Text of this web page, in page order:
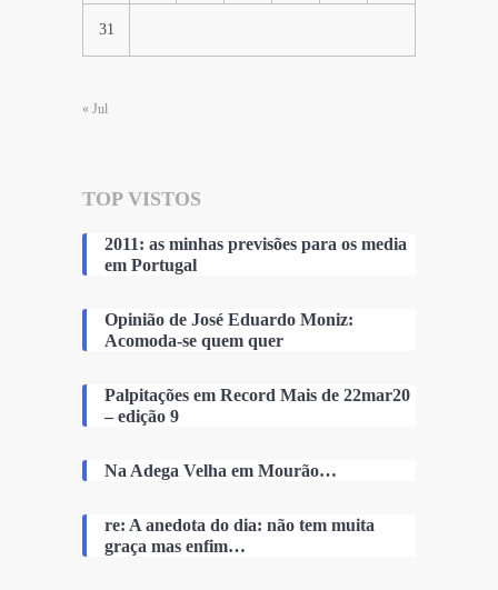
31
« Jul
TOP VISTOS
2011: as minhas previsões para os media
em Portugal
Opinião de José Eduardo Moniz:
Acomoda-se quem quer
Palpitações em Record Mais de 22mar20
– edição 9
Na Adega Velha em Mourão…
re: A anedota do dia: não tem muita
graça mas enfim…